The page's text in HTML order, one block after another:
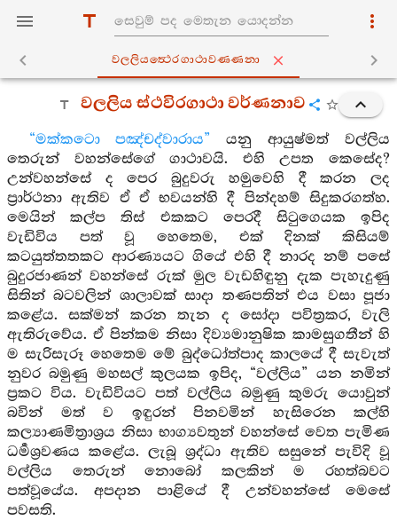
වල‍්ලියත්‍ථෙරගාථාවණ‍්ණනා
වලලිය ස්ථවිරගාථා වර්ණනාව
“මක්කටො පඤ්චද්වාරාය” යනු ආයුෂ්මත් වල්ලිය
තෙරුන් වහන්සේගේ ගාථාවයි. එහි උපත කෙසේද?
උන්වහන්සේ ද පෙර බුදුවරු හමුවෙහි දී කරන ලද
ප්‍රාර්ථනා ඇතිව ඒ ඒ භවයන්හි දී පින්දහම් සිදුකරගත්හ.
මෙයින් කල්ප තිස් එකකට පෙරදී සිටුගෙයක ඉපිද
වැඩිවිය පත් වූ හෙතෙම, එක් දිනක් කිසියම්
කටයුත්තතකට ආරණ්‍යයට ගියේ එහි දී නාරද නම් පසේ
බුදුරජාණන් වහන්සේ රුක් මුල වැඩහිඳුනු දැක පැහැදුණු
සිතින් බටවලින් ශාලාවක් සාදා තණපතින් එය වසා පූජා
කළේය. සක්මන් කරන තැන ද සෝදා පවිත්‍රකර, වැලි
ඇතිරුවේය. ඒ පින්කම නිසා දිව්‍යමානුෂික කාමසුගතීන් හි
ම සැරිසැරූ හෙතෙම මේ බුද්ධෝත්පාද කාලයේ දී සැවැත්
නුවර බමුණු මහසල් කුලයක ඉපිද, “වල්ලිය” යන නමින්
ප්‍රකට විය. වැඩිවියට පත් වල්ලිය බමුණු කුමරු යොවුන්
බවින් මත් ව ඉඳුරන් පිනවමින් හැසිරෙන කල්හි
කල්‍යාණමිත්‍රාශ්‍රය නිසා භාග්‍යවතුන් වහන්සේ වෙත පැමිණ
ධර්‍මශ්‍රවණය කළේය. ලැබූ ශ්‍රද්ධා ඇතිව සසුනේ පැවිදි වූ
වල්ලිය තෙරුන් නොබෝ කලකින් ම රහත්බවට
පත්වූයේය. අපදාන පාළියේ දී උන්වහන්සේ මෙසේ
පවසති.